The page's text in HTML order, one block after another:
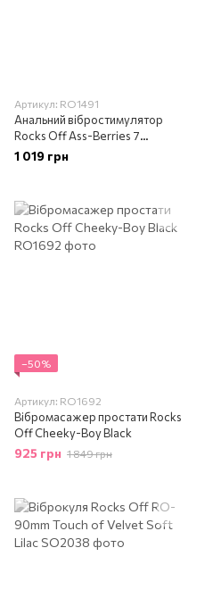
Артикул: RO1491
Анальний вібростимулятор
Rocks Off Ass-Berries 7
Raspberry
1 019 грн
−50%
Артикул: RO1692
Вібромасажер простати Rocks
Off Cheeky-Boy Black
925 грн 1 849 грн